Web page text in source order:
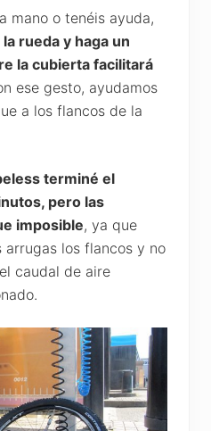
mano o tenéis ayuda,
rueda y haga un
la cubierta facilitará
ese gesto, ayudamos
a los flancos de la
terminé el
pero las
imposible, ya que
los flancos y no
caudal de aire